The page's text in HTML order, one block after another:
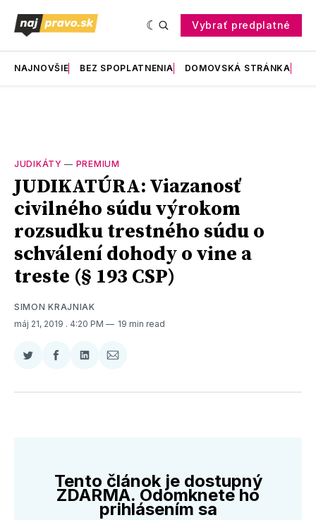
Vybrať predplatné
NAJNOVŠIE BEZ SPOPLATNENIA DOMOVSKÁ STRÁNKA
JUDIKÁTY — PREMIUM
JUDIKATÚRA: Viazanosť
civilného súdu výrokom
rozsudku trestného súdu o
schválení dohody o vine a
treste (§ 193 CSP)
SIMON KRAJNIAK
máj 21, 2019 . 4:20 PM 19 min read
Zdieľať
Twitter
Zdieľať
Facebooku
Zdieľať
LinkedIne
Zdieľať
E-
Tento článok je dostupný
ZDARMA. Odomknete ho
prihlásením sa